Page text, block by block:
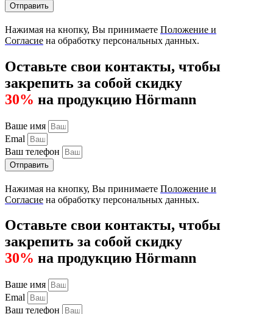
Отправить
Нажимая на кнопку, Вы принимаете Положение и
Согласие на обработку персональных данных.
Оставьте свои контакты, чтобы
закрепить за собой скидку
30% на продукцию Hörmann
Ваше имя
Emal
Ваш телефон
Отправить
Нажимая на кнопку, Вы принимаете Положение и
Согласие на обработку персональных данных.
Оставьте свои контакты, чтобы
закрепить за собой скидку
30% на продукцию Hörmann
Ваше имя
Emal
Ваш телефон